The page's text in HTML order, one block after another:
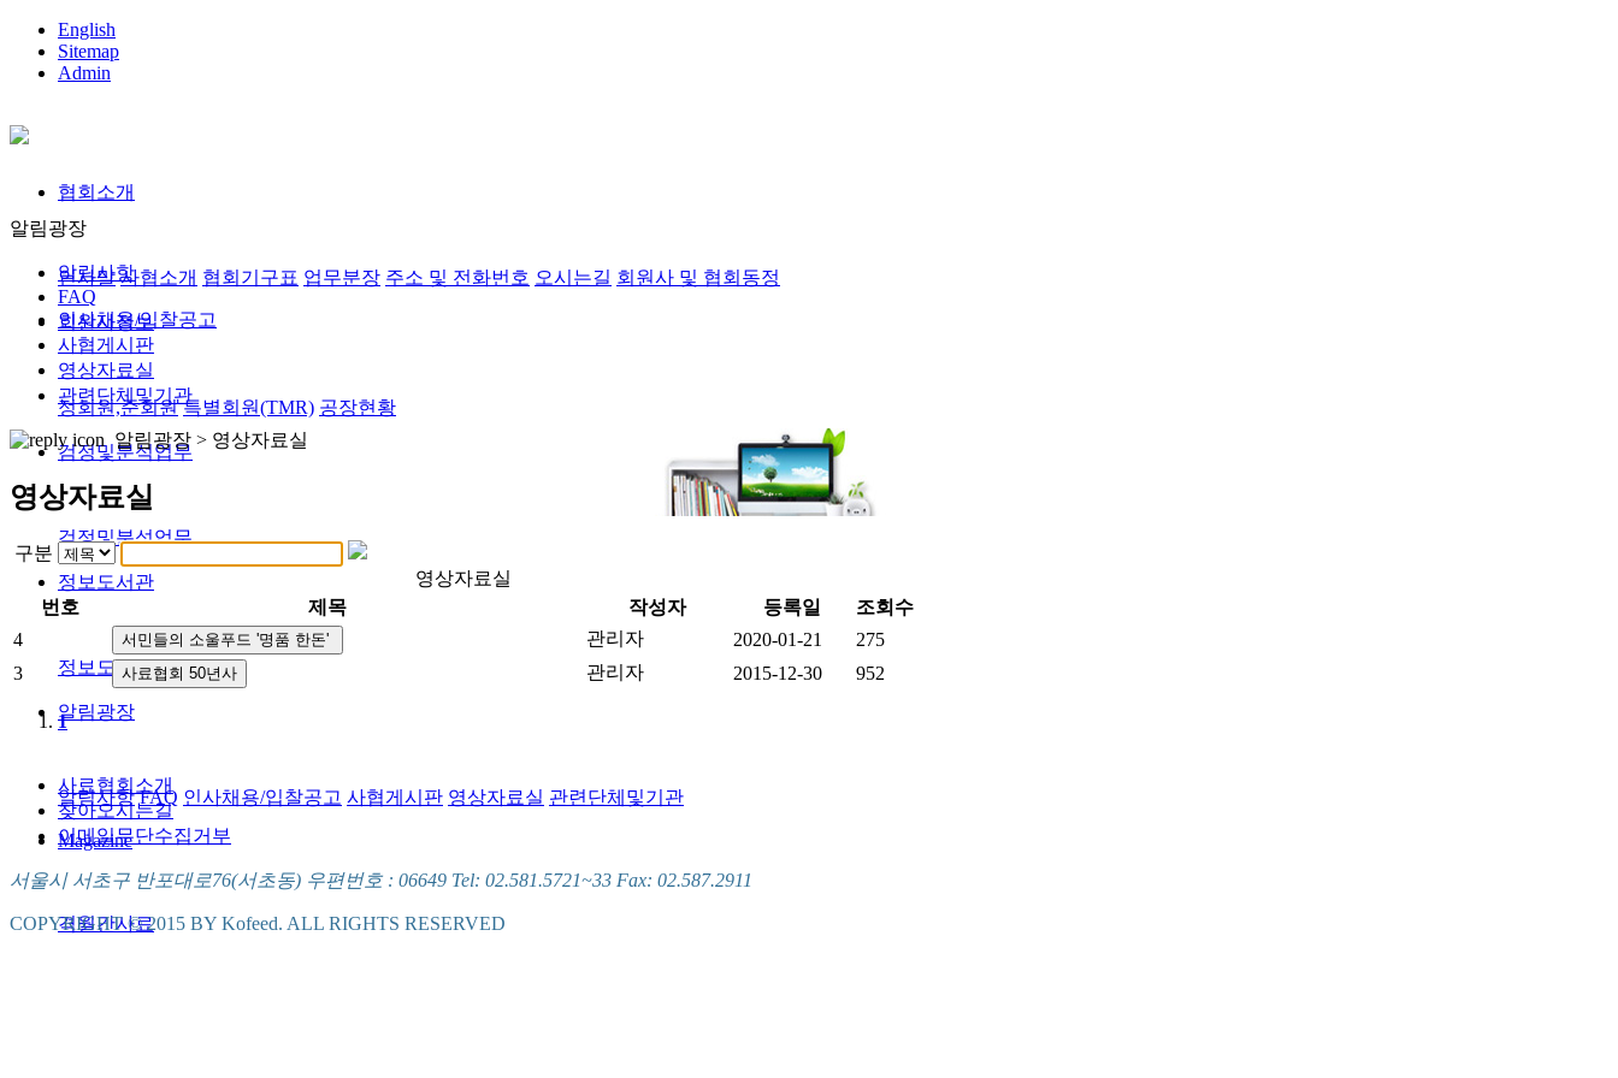
English
Sitemap
Admin
협회소개
인사말 사협소개 협회기구표 업무분장 주소 및 전화번호 오시는길 회원사 및 협회동정
회원사정보
정회원,준회원 특별회원(TMR) 공장현황
검정및분석업무
검정및분석업무
정보도서관
정보도서관
알림광장
알림사항 FAQ 인사채용/입찰공고 사협게시판 영상자료실 관련단체및기관
Magazine
격월간사료
알림광장
알림사항
FAQ
인사채용/입찰공고
사협게시판
영상자료실
관련단체및기관
알림광장 > 영상자료실
영상자료실
구분
영상자료실
번호
제목 작성자 등록일
조회수
4
관리자 2020-01-21
275
3
관리자 2015-12-30 952
1
사료협회소개
찾아오시는길
이메일무단수집거부
서울시 서초구 반포대로76(서초동) 우편번호 : 06649 Tel: 02.581.5721~33 Fax: 02.587.2911
COPYRIGHT © 2015 BY Kofeed. ALL RIGHTS RESERVED